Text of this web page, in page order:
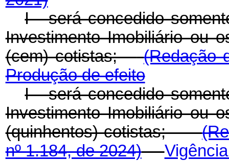
I - será concedido
Investimento Imobiliário ou
(cem) cotistas; (Redação
Produção de efeito
I - será concedido
Investimento Imobiliário ou
(quinhentos) cotistas;
nº 1.184, de 2024)